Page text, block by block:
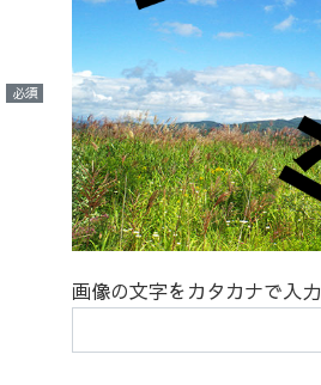
必須
画像の文字をカタカナで入力